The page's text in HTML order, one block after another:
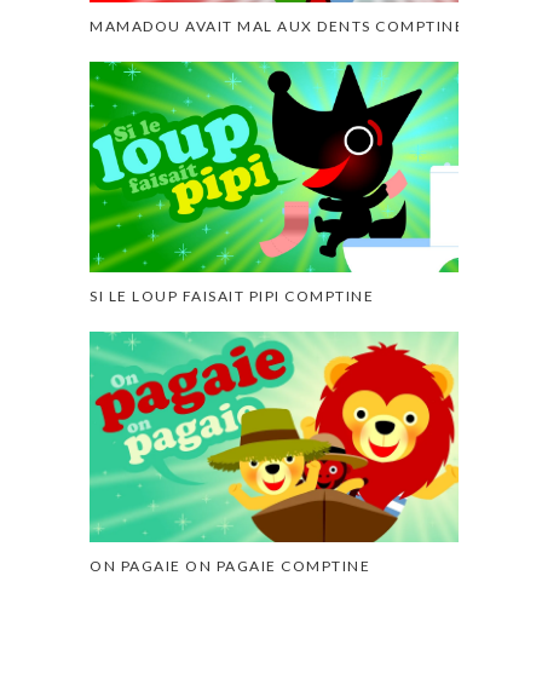
MAMADOU AVAIT MAL AUX DENTS COMPTINE
SI LE LOUP FAISAIT PIPI COMPTINE
ON PAGAIE ON PAGAIE COMPTINE